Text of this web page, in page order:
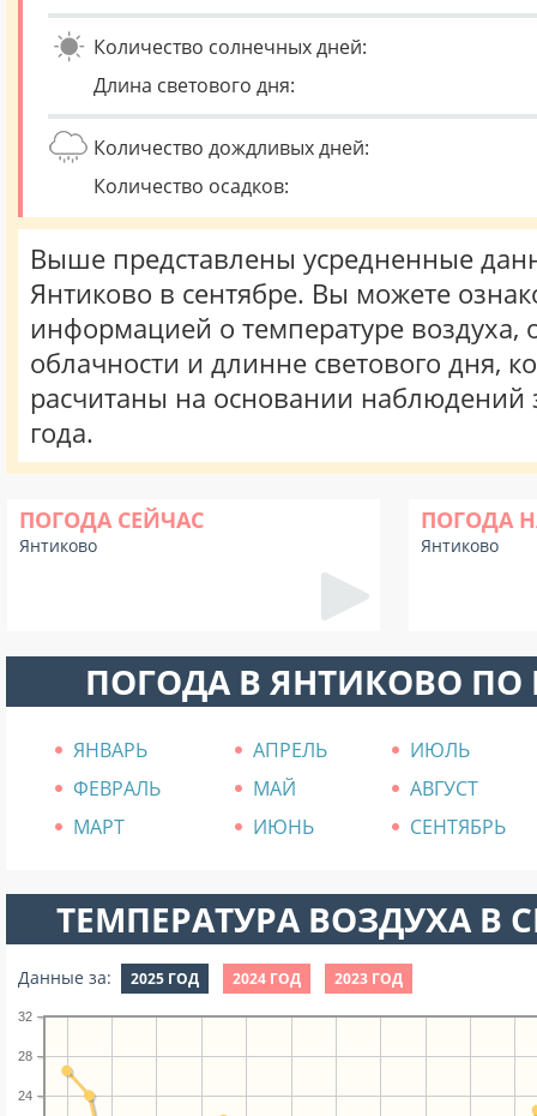
Количество солнечных дней:
Длина светового дня:
Количество дождливых дней:
Количество осадков:
Выше представлены усредненные
Янтиково в сентябре. Вы можете
информацией о температуре воздуха,
облачности и длинне светового дня,
расчитаны на основании наблюдений
года.
ПОГОДА СЕЙЧАС
Янтиково
ПОГОДА
Янтиково
ПОГОДА В ЯНТИКОВО
ЯНВАРЬ АПРЕЛЬ
ИЮЛЬ
ФЕВРАЛЬ
МАЙ
АВГУСТ
МАРТ
ИЮНЬ СЕНТЯБРЬ
ТЕМПЕРАТУРА ВОЗДУХА В
Данные за: 2025 ГОД 2024 ГОД 2023 ГОД
24
28
32